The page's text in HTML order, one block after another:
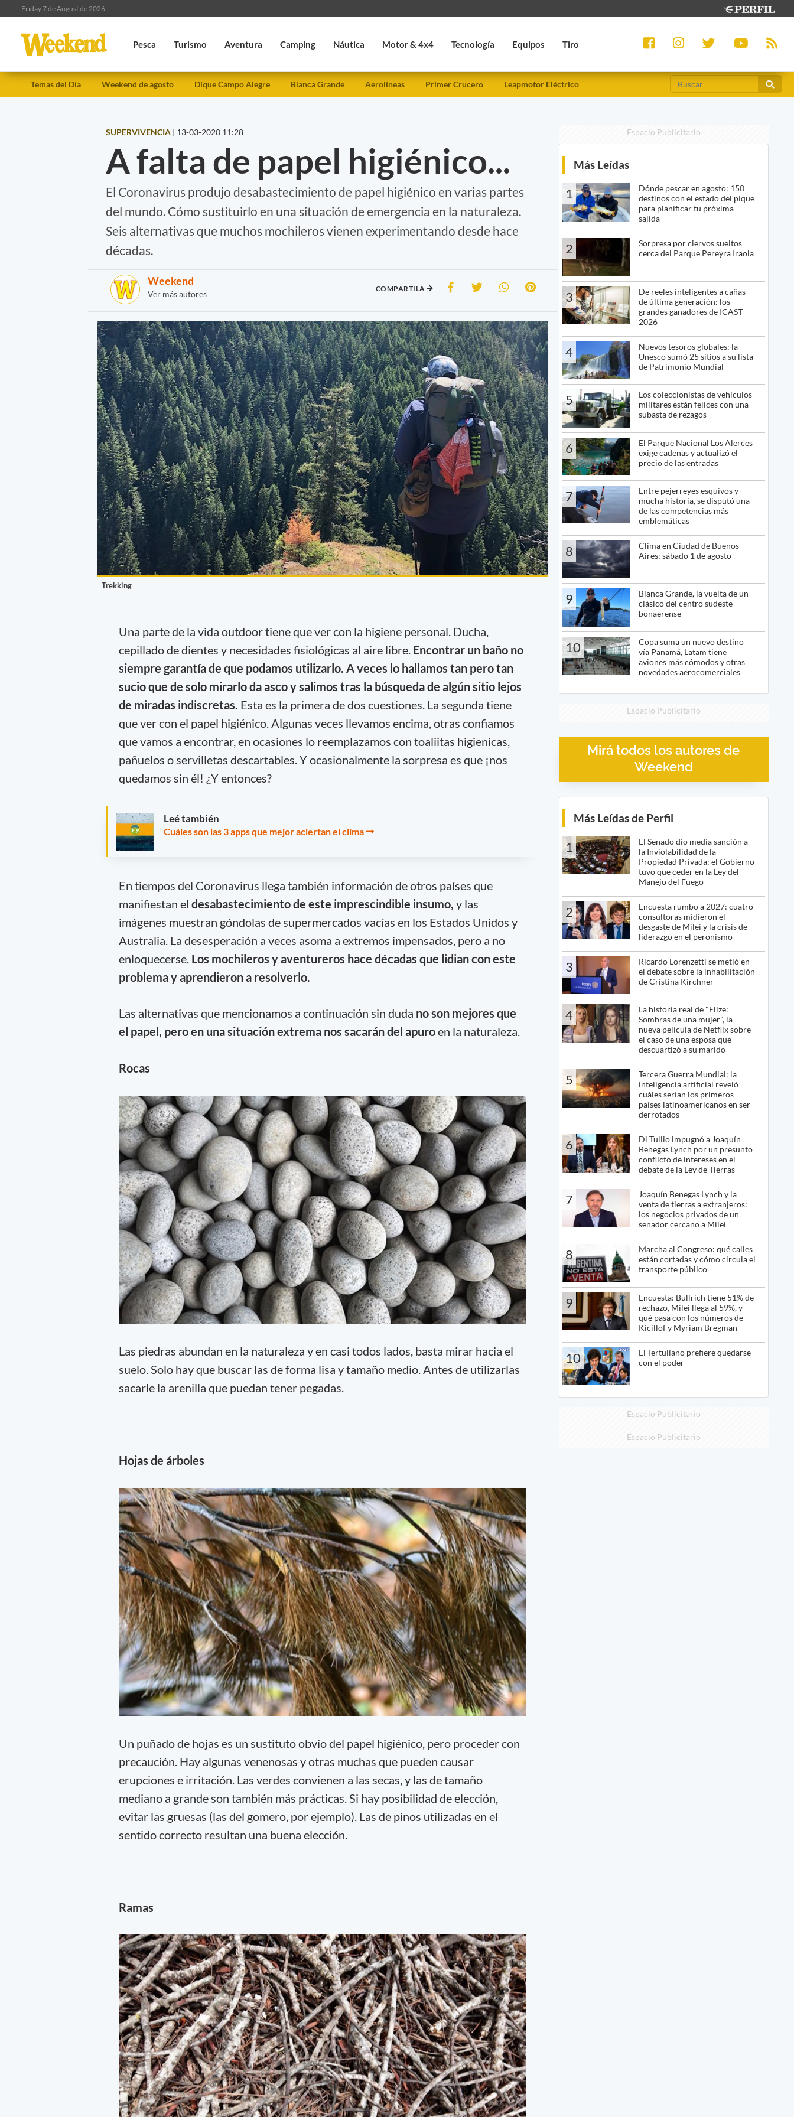
Friday 7 de August de 2026
Pesca Turismo Aventura Camping Náutica Motor & 4x4 Tecnología Equipos Tiro
Temas del Día Weekend de agosto Dique Campo Alegre Blanca Grande Aerolíneas Primer Crucero Leapmotor Eléctrico
SUPERVIVENCIA | 13-03-2020 11:28
A falta de papel higiénico...
El Coronavirus produjo desabastecimiento de papel higiénico en varias partes
del mundo. Cómo sustituirlo en una situación de emergencia en la naturaleza.
Seis alternativas que muchos mochileros vienen experimentando desde hace
décadas.
Weekend
Ver más autores
COMPARTILA
Trekking
Una parte de la vida outdoor tiene que ver con la higiene personal. Ducha,
cepillado de dientes y necesidades fisiológicas al aire libre. Encontrar un baño no
siempre garantía de que podamos utilizarlo. A veces lo hallamos tan pero tan
sucio que de solo mirarlo da asco y salimos tras la búsqueda de algún sitio lejos
de miradas indiscretas. Esta es la primera de dos cuestiones. La segunda tiene
que ver con el papel higiénico. Algunas veces llevamos encima, otras confiamos
que vamos a encontrar, en ocasiones lo reemplazamos con toaliitas higienicas,
pañuelos o servilletas descartables. Y ocasionalmente la sorpresa es que ¡nos
quedamos sin él! ¿Y entonces?
Leé también
Cuáles son las 3 apps que mejor aciertan el clima
En tiempos del Coronavirus llega también información de otros países que
manifiestan el desabastecimiento de este imprescindible insumo, y las
imágenes muestran góndolas de supermercados vacías en los Estados Unidos y
Australia. La desesperación a veces asoma a extremos impensados, pero a no
enloquecerse. Los mochileros y aventureros hace décadas que lidian con este
problema y aprendieron a resolverlo.
Las alternativas que mencionamos a continuación sin duda no son mejores que
el papel, pero en una situación extrema nos sacarán del apuroen la naturaleza.
Rocas
Las piedras abundan en la naturaleza y en casi todos lados, basta mirar hacia el
suelo. Solo hay que buscar las de forma lisa y tamaño medio. Antes de utilizarlas
sacarle la arenilla que puedan tener pegadas.
Hojas de árboles
Un puñado de hojas es un sustituto obvio del papel higiénico, pero proceder con
precaución. Hay algunas venenosas y otras muchas que pueden causar
erupciones e irritación. Las verdes convienen a las secas, y las de tamaño
mediano a grande son también más prácticas. Si hay posibilidad de elección,
evitar las gruesas (las del gomero, por ejemplo). Las de pinos utilizadas en el
sentido correcto resultan una buena elección.
Ramas
Espacio Publicitario
Más Leídas
1
Dónde pescar en agosto: 150
destinos con el estado del pique
para planificar tu próxima
salida
2
Sorpresa por ciervos sueltos
cerca del Parque Pereyra Iraola
3
De reeles inteligentes a cañas
de última generación: los
grandes ganadores de ICAST
2026
4
Nuevos tesoros globales: la
Unesco sumó 25 sitios a su lista
de Patrimonio Mundial
5
Los coleccionistas de vehículos
militares están felices con una
subasta de rezagos
6
El Parque Nacional Los Alerces
exige cadenas y actualizó el
precio de las entradas
7
Entre pejerreyes esquivos y
mucha historia, se disputó una
de las competencias más
emblemáticas
8
Clima en Ciudad de Buenos
Aires: sábado 1 de agosto
9
Blanca Grande, la vuelta de un
clásico del centro sudeste
bonaerense
10
Copa suma un nuevo destino
vía Panamá, Latam tiene
aviones más cómodos y otras
novedades aerocomerciales
Espacio Publicitario
Mirá todos los autores de
Weekend
Más Leídas de Perfil
1
El Senado dio media sanción a
la Inviolabilidad de la
Propiedad Privada: el Gobierno
tuvo que ceder en la Ley del
Manejo del Fuego
2
Encuesta rumbo a 2027: cuatro
consultoras midieron el
desgaste de Milei y la crisis de
liderazgo en el peronismo
3
Ricardo Lorenzetti se metió en
el debate sobre la inhabilitación
de Cristina Kirchner
4
La historia real de "Elize:
Sombras de una mujer", la
nueva película de Netflix sobre
el caso de una esposa que
descuartizó a su marido
5
Tercera Guerra Mundial: la
inteligencia artificial reveló
cuáles serían los primeros
países latinoamericanos en ser
derrotados
6
Di Tullio impugnó a Joaquín
Benegas Lynch por un presunto
conflicto de intereses en el
debate de la Ley de Tierras
7
Joaquín Benegas Lynch y la
venta de tierras a extranjeros:
los negocios privados de un
senador cercano a Milei
8
Marcha al Congreso: qué calles
están cortadas y cómo circula el
transporte público
9
Encuesta: Bullrich tiene 51% de
rechazo, Milei llega al 59%, y
qué pasa con los números de
Kicillof y Myriam Bregman
10
El Tertuliano prefiere quedarse
con el poder
Espacio Publicitario
Espacio Publicitario